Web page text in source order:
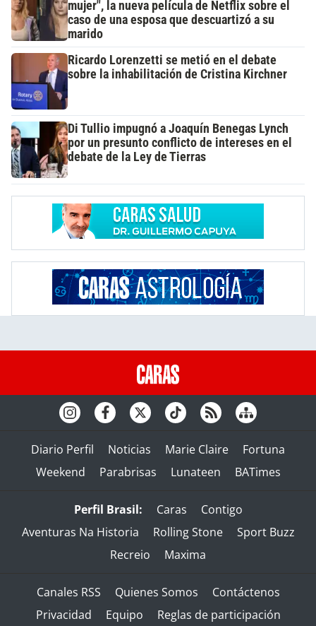
mujer", la nueva película de Netflix sobre el
caso de una esposa que descuartizó a su
marido
Ricardo Lorenzetti se metió en el debate
sobre la inhabilitación de Cristina Kirchner
Di Tullio impugnó a Joaquín Benegas Lynch
por un presunto conflicto de intereses en el
debate de la Ley de Tierras
Diario Perfil Noticias Marie Claire
Fortuna
Weekend
Parabrisas Lunateen BATimes
Perfil Brasil: Caras
Contigo
Aventuras Na Historia
Rolling Stone
Sport Buzz
Recreio
Maxima
Canales RSS Quienes Somos
Contáctenos
Privacidad
Equipo Reglas de participación